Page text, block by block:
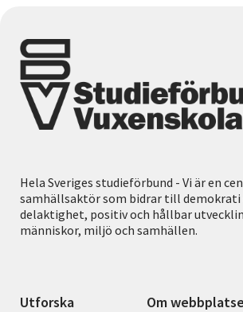
Hela Sveriges studieförbund - Vi är en
samhällsaktör som bidrar till demokrati
delaktighet, positiv och hållbar
människor, miljö och samhällen.
Utforska Om